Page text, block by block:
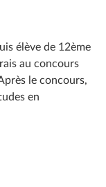
élève de 12ème
au concours
le concours,
en